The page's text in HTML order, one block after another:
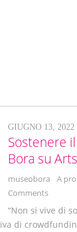
GIUGNO 13, 2022
Sostenere
Bora su
museobora A
Comments
“Non si vive di
di